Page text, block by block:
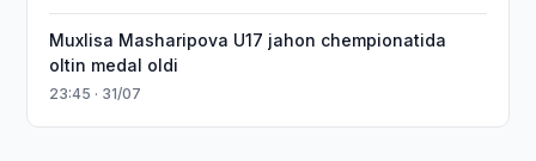
Muxlisa Masharipova U17 jahon chempionatida
oltin medal oldi
23:45 · 31/07